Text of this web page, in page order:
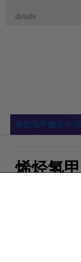
details
烯烃氢甲酰化小
烯烃氢